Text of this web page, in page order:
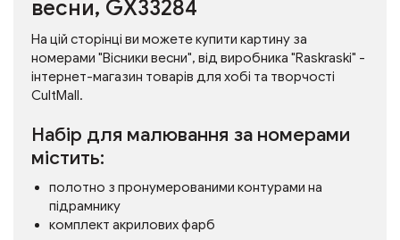
весни, GX33284
На цій сторінці ви можете купити картину за
номерами "Вісники весни", від виробника "Raskraski" -
інтернет-магазин товарів для хобі та творчості
CultMall.
Набір для малювання за номерами
містить:
полотно з пронумерованими контурами на
підрамнику
комплект акрилових фарб